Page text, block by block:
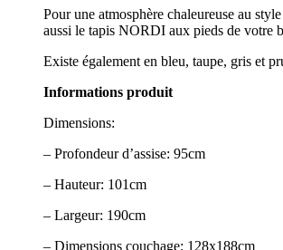
Pour une atmosphère chaleureuse au
aussi le tapis NORDI aux pieds de votre
Existe également en bleu, taupe, gris et
Informations produit
Dimensions:
– Profondeur d’assise: 95cm
– Hauteur: 101cm
– Largeur: 190cm
– Dimensions couchage: 128x188cm